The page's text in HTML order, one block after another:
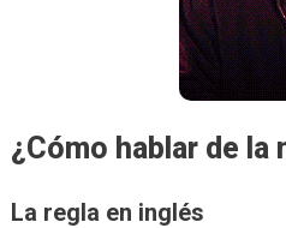
¿Cómo hablar de la
La regla en inglés